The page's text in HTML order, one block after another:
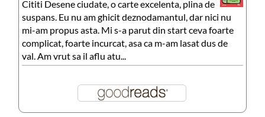
Cititi Desene ciudate, o carte excelenta, plina de
suspans. Eu nu am ghicit deznodamantul, dar nici nu
mi-am propus asta. Mi s-a parut din start ceva foarte
complicat, foarte incurcat, asa ca m-am lasat dus de
val. Am vrut sa il aflu atu...